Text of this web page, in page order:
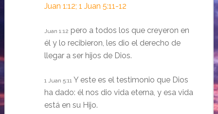
Juan 1:12; 1 Juan 5:11-12
Juan 1:12 pero a todos los que creyeron en
él y lo recibieron, les dio el derecho de
llegar a ser hijos de Dios.
1 Juan 5:11Y este es el testimonio que Dios
ha dado: él nos dio vida eterna, y esa vida
está en su Hijo.